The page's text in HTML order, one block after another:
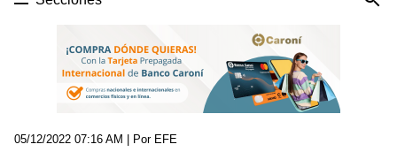
05/12/2022 07:16 AM | Por EFE